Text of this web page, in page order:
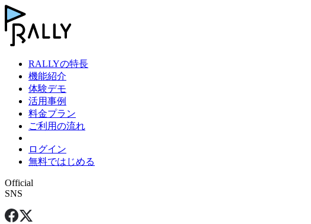
RALLYの特長
機能紹介
体験デモ
活用事例
料金プラン
ご利用の流れ
ログイン
無料ではじめる
Official
SNS